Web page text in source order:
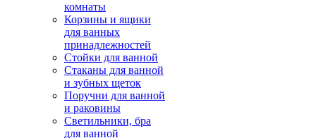
комнаты
Корзины и ящики
для ванных
принадлежностей
Стойки для ванной
Стаканы для ванной
и зубных щеток
Поручни для ванной
и раковины
Светильники, бра
для ванной